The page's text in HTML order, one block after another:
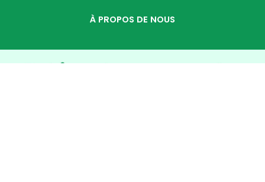
À PROPOS DE NOUS